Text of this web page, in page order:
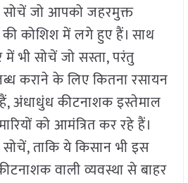
सोचें जो आपको जहरमुक्त
कोशिश में लगे हुए हैं। साथ
में भी सोचें जो सस्ता, परंतु
कराने के लिए कितना रसायन
अंधाधुंध कीटनाशक इस्तेमाल
को आमंत्रित कर रहे हैं।
ताकि ये किसान भी इस
वाली व्यवस्था से बाहर